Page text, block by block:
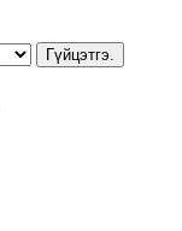
Гүйцэтгэ.